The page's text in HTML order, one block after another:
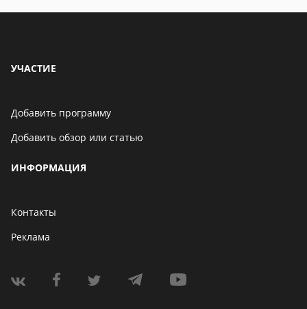
УЧАСТИЕ
Добавить программу
Добавить обзор или статью
ИНФОРМАЦИЯ
Контакты
Реклама